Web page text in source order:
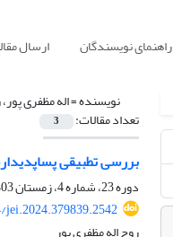
راهنمای نویسندگان ارسال
نویسنده =اله مظفری
تعداد مقالات: 3
بررسی تطبیقی
دوره 23، شماره 4، زمستان 1403، صفحه
jei.2024.379839.2542